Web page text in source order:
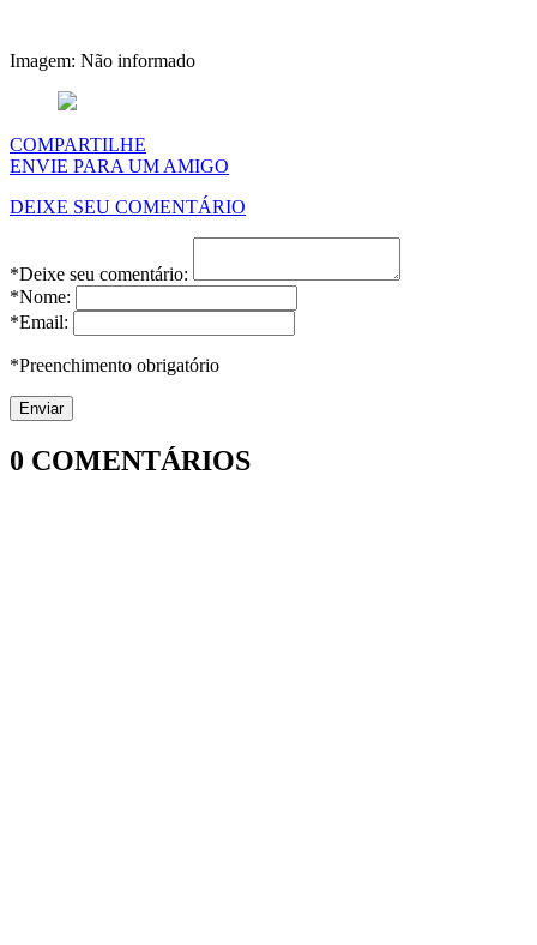
Imagem: Não informado
COMPARTILHE
ENVIE PARA UM AMIGO
DEIXE SEU COMENTÁRIO
*Deixe seu comentário:
*Nome:
*Email:
*Preenchimento obrigatório
0 COMENTÁRIOS